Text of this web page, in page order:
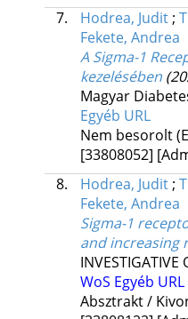
7.
Hodrea, Judit;
Fekete, Andrea
A Sigma-1
kezelésében
Magyar
Egyéb URL
Nem besorolt
[33808052]
8.
Hodrea, Judit;
Fekete, Andrea
Sigma-1
and increasing
INVESTIGATIVE
WoS Egyéb URL
Absztrakt /